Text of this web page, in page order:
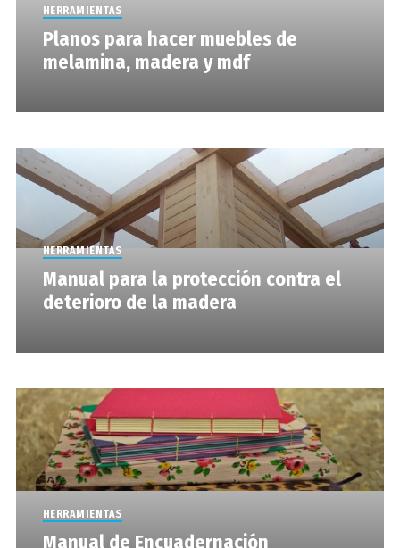
HERRAMIENTAS
Planos para hacer muebles de
melamina, madera y mdf
HERRAMIENTAS
Manual para la protección contra el
deterioro de la madera
HERRAMIENTAS
Manual de Encuadernación